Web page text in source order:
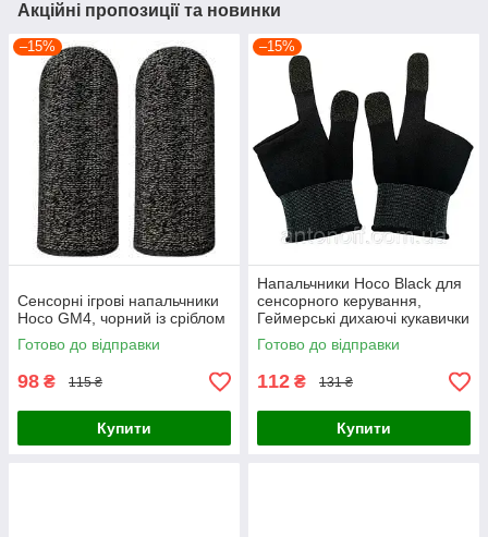
Акційні пропозиції та новинки
–15%
Сенсорні ігрові напальчники
Hoco GM4, чорний із сріблом
Готово до відправки
98 ₴ 115 ₴
Купити
–15%
Напальчники Hoco Black для
сенсорного керування,
Геймерські дихаючі кукавички
з напальчниками ігрові для
мобільного кіберспорту
Готово до відправки
112 ₴ 131 ₴
Купити